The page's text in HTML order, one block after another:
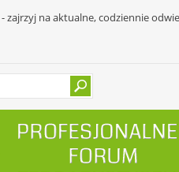
- zajrzyj na aktualne, codziennie